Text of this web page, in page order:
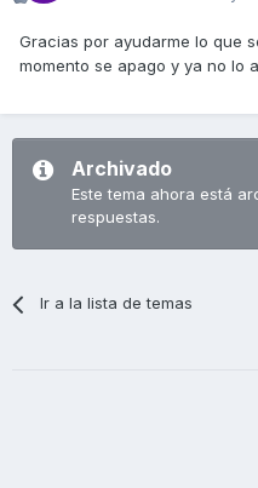
Gracias por ayudarme lo que
momento se apago y ya no lo
Archivado
Este tema ahora está
respuestas.
Ir a la lista de temas